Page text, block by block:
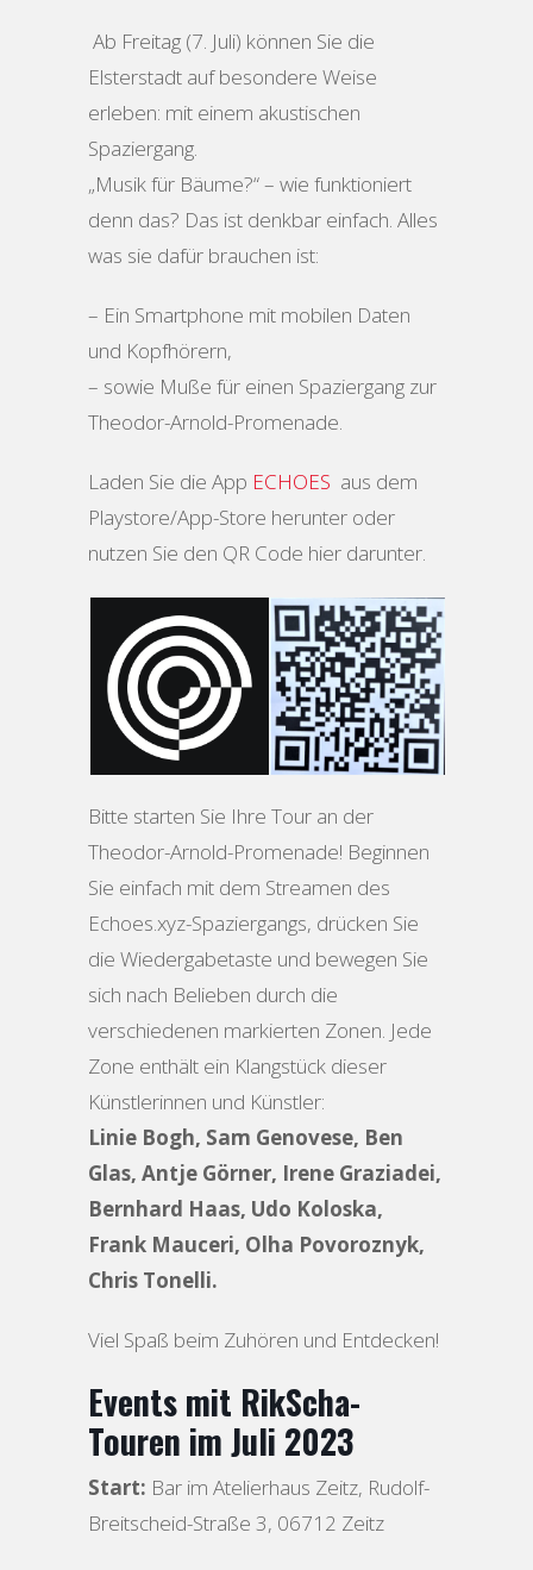
Ab Freitag (7. Juli) können Sie die
Elsterstadt auf besondere Weise
erleben: mit einem akustischen
Spaziergang.
„Musik für Bäume?“ – wie funktioniert
denn das? Das ist denkbar einfach. Alles
was sie dafür brauchen ist:
– Ein Smartphone mit mobilen Daten
und Kopfhörern,
– sowie Muße für einen Spaziergang zur
Theodor-Arnold-Promenade.
Laden Sie die App ECHOES aus dem
Playstore/App-Store herunter oder
nutzen Sie den QR Code hier darunter.
Bitte starten Sie Ihre Tour an der
Theodor-Arnold-Promenade! Beginnen
Sie einfach mit dem Streamen des
Echoes.xyz-Spaziergangs, drücken Sie
die Wiedergabetaste und bewegen Sie
sich nach Belieben durch die
verschiedenen markierten Zonen. Jede
Zone enthält ein Klangstück dieser
Künstlerinnen und Künstler:
Linie Bogh, Sam Genovese, Ben
Glas, Antje Görner, Irene Graziadei,
Bernhard Haas, Udo Koloska,
Frank Mauceri, Olha Povoroznyk,
Chris Tonelli.
Viel Spaß beim Zuhören und Entdecken!
Events mit RikScha-
Touren im Juli 2023
Start: Bar im Atelierhaus Zeitz, Rudolf-
Breitscheid-Straße 3, 06712 Zeitz